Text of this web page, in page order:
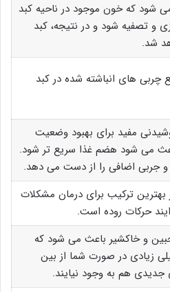
شود که خون موجود در ناحیه کبد
و تصفیه شود و در نتیجه، کبد
شد.
چربی های انباشته شده در کبد
مفید برای بهبود وضعیت
می شود هضم غذا سریع تر شود.
و جربی اضافی را از دست می دهد.
بهترین ترکیب برای درمان مشکلات
حرکات روده است.
و خاکشیر باعث می شود که
زیادی در صورت شما از بین
هم به وجود نیایند.